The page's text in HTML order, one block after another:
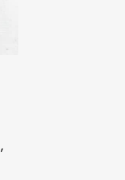
,